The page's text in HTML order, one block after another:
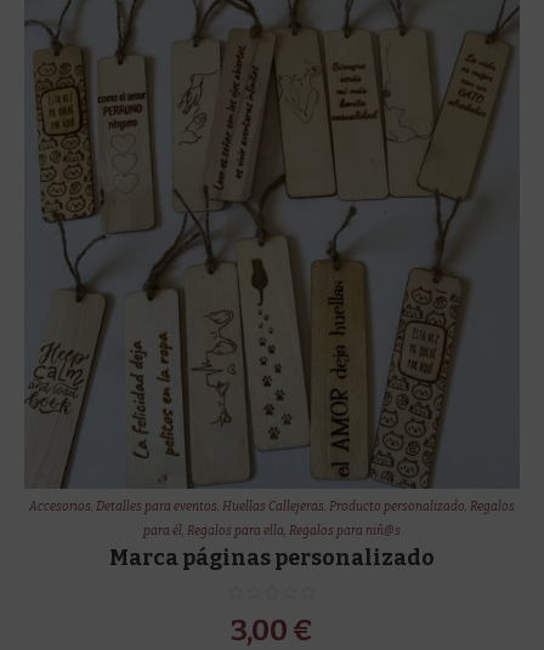
Accesorios, Detalles para eventos, Huellas Callejeras, Producto personalizado, Regalos
para él, Regalos para ella, Regalos para niñ@s
Marca páginas personalizado
3,00 €